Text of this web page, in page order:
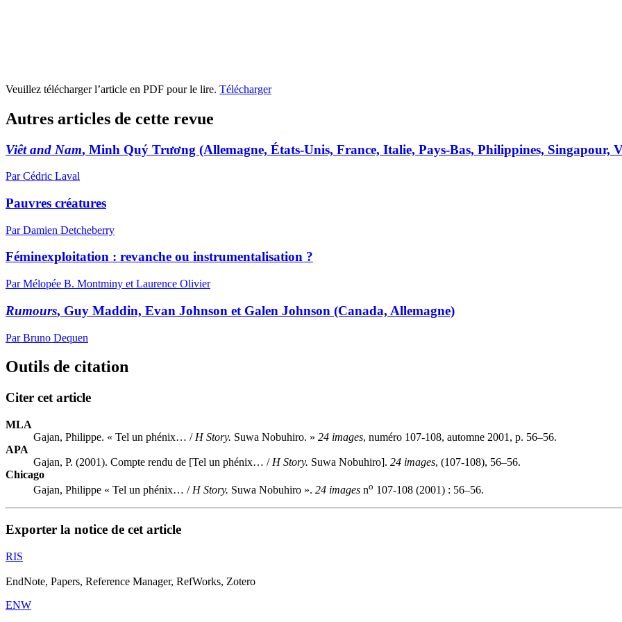
Veuillez télécharger l’article en PDF pour le lire. Télécharger
Autres articles de cette revue
Viêt and Nam, Minh Quý Trương (Allemagne, États-Unis, France, Italie, Pays-Bas, Philippines, Singapour,
Par Cédric Laval
Pauvres créatures
Par Damien Detcheberry
Féminexploitation : revanche ou instrumentalisation ?
Par Mélopée B. Montminy et Laurence Olivier
Rumours, Guy Maddin, Evan Johnson et Galen Johnson (Canada, Allemagne)
Par Bruno Dequen
Outils de citation
Citer cet article
MLA
Gajan, Philippe. « Tel un phénix… / H Story. Suwa Nobuhiro. » 24 images, numéro 107-108, automne 2001, p. 56–56.
APA
Gajan, P. (2001). Compte rendu de [Tel un phénix… / H Story. Suwa Nobuhiro]. 24 images, (107-108), 56–56.
Chicago
Gajan, Philippe « Tel un phénix… /H Story. Suwa Nobuhiro ». 24 images no 107-108 (2001) : 56–56.
Exporter la notice de cet article
RIS
EndNote, Papers, Reference Manager, RefWorks, Zotero
ENW